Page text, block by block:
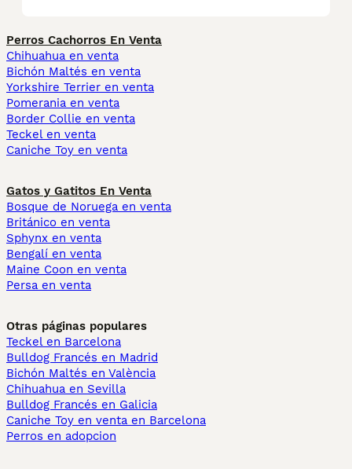
Perros Cachorros En Venta
Chihuahua en venta
Bichón Maltés en venta
Yorkshire Terrier en venta
Pomerania en venta
Border Collie en venta
Teckel en venta
Caniche Toy en venta
Gatos y Gatitos En Venta
Bosque de Noruega en venta
Británico en venta
Sphynx en venta
Bengalí en venta
Maine Coon en venta
Persa en venta
Otras páginas populares
Teckel en Barcelona
Bulldog Francés en Madrid
Bichón Maltés en València
Chihuahua en Sevilla
Bulldog Francés en Galicia
Caniche Toy en venta en Barcelona
Perros en adopcion